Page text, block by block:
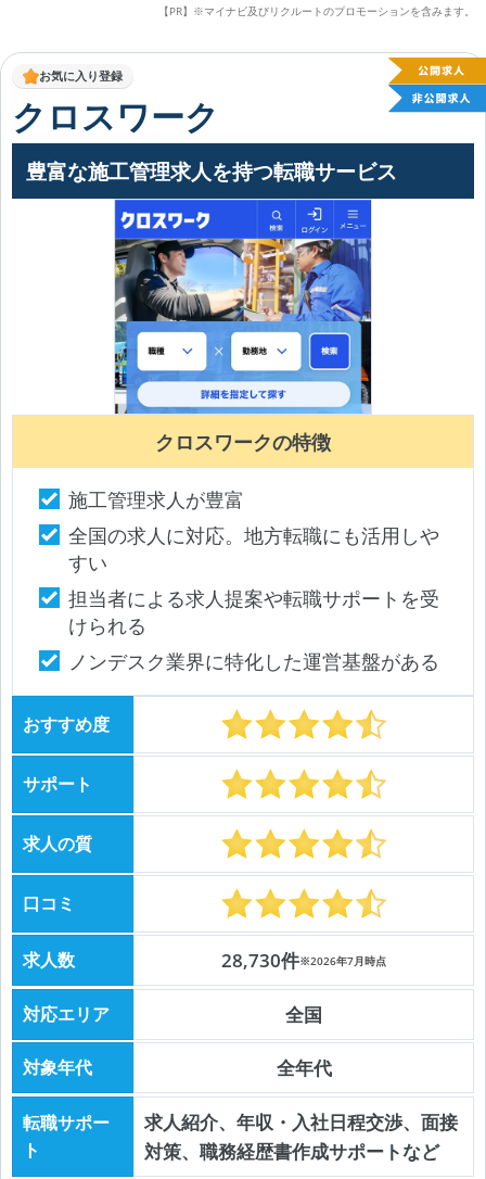
【PR】※マイナビ及びリクルートのプロモーションを含みます。
お気に入り登録
クロスワーク
豊富な施工管理求人を持つ転職サービス
クロスワークの特徴
施工管理求人が豊富
全国の求人に対応。地方転職にも活用しや
すい
担当者による求人提案や転職サポートを受
けられる
ノンデスク業界に特化した運営基盤がある
おすすめ度
サポート
求人の質
口コミ
求人数 28,730件※2026年7月時点
対応エリア 全国
対象年代 全年代
転職サポー
ト
求人紹介、年収・入社日程交渉、面接
対策、職務経歴書作成サポートなど